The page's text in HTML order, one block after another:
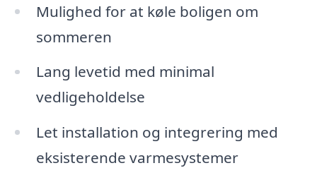
Mulighed for at køle boligen om
sommeren
Lang levetid med minimal
vedligeholdelse
Let installation og integrering med
eksisterende varmesystemer